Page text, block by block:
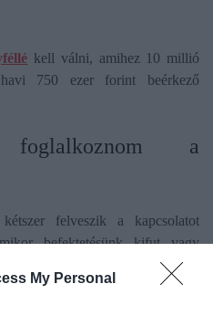
My Personal
kell válni, amihez 10 millió
750 ezer forint beérkező
a
felveszik a kapcsolatot
befektetésünk kifut vagy
De természetesen bármikor
hiszen bármilyen pénzügyi